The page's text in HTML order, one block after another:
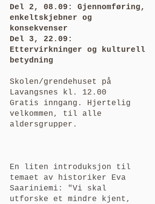
Del 2, 08.09: Gjennomføring,
enkeltskjebner og
konsekvenser
Del 3, 22.09:
Ettervirkninger og kulturell
betydning
Skolen/grendehuset på
Lavangsnes kl. 12.00
Gratis inngang. Hjertelig
velkommen, til alle
aldersgrupper.
En liten introduksjon til
temaet av historiker Eva
Saariniemi: "Vi skal
utforske et mindre kjent,